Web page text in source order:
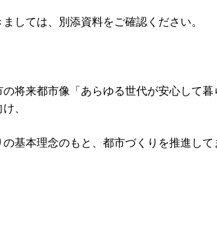
しては、別添資料をご確認ください。
の将来都市像「あらゆる世代が安心し
、
の基本理念のもと、都市づくりを推進して